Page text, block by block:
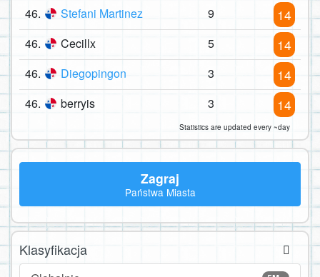
46. Stefani Martinez 9 14
46. Cecillx 5 14
46. Diegopingon 3 14
46. berryis 3 14
Statistics are updated every ~day
Zagraj
Państwa Miasta
Klasyfikacja